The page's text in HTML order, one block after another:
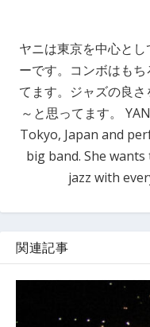
ヤニは東京を中心と
ーです。コンボはも
てます。ジャズの良
～と思ってます。
Tokyo, Japan and
big band. She
jazz with
関連記事